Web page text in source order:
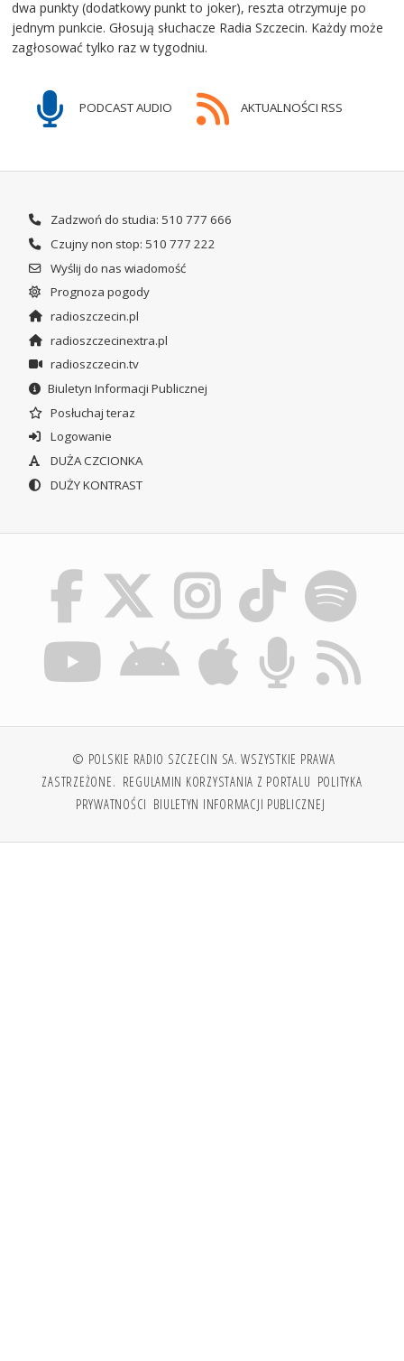
dwa punkty (dodatkowy punkt to joker), reszta otrzymuje po
jednym punkcie. Głosują słuchacze Radia Szczecin. Każdy może
zagłosować tylko raz w tygodniu.
PODCAST AUDIO AKTUALNOŚCI RSS
Zadzwoń do studia: 510 777 666
Czujny non stop: 510 777 222
Wyślij do nas wiadomość
Prognoza pogody
radioszczecin.pl
radioszczecinextra.pl
radioszczecin.tv
Biuletyn Informacji Publicznej
Posłuchaj teraz
Logowanie
DUŻA CZCIONKA
DUŻY KONTRAST
© POLSKIE RADIO SZCZECIN SA. WSZYSTKIE PRAWA
ZASTRZEŻONE. REGULAMIN KORZYSTANIA Z PORTALU POLITYKA
PRYWATNOŚCI BIULETYN INFORMACJI PUBLICZNEJ